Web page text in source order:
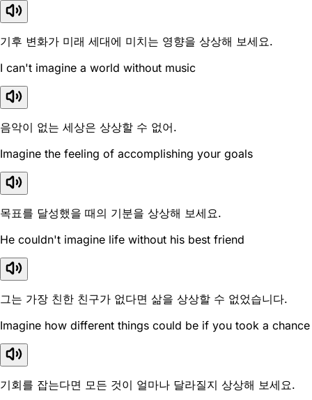
기후 변화가 미래 세대에 미치는 영향을 상상해 보세요.
I can't imagine a world without music
음악이 없는 세상은 상상할 수 없어.
Imagine the feeling of accomplishing your goals
목표를 달성했을 때의 기분을 상상해 보세요.
He couldn't imagine life without his best friend
그는 가장 친한 친구가 없다면 삶을 상상할 수 없었습니다.
Imagine how different things could be if you took a chance
기회를 잡는다면 모든 것이 얼마나 달라질지 상상해 보세요.